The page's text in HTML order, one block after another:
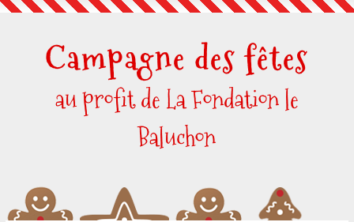
Skip
contentCampagne des fêtes
au profit de La Fondation le
Baluchon